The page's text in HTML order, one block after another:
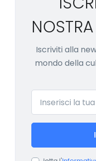
Iscriviti alla
mondo della
Email